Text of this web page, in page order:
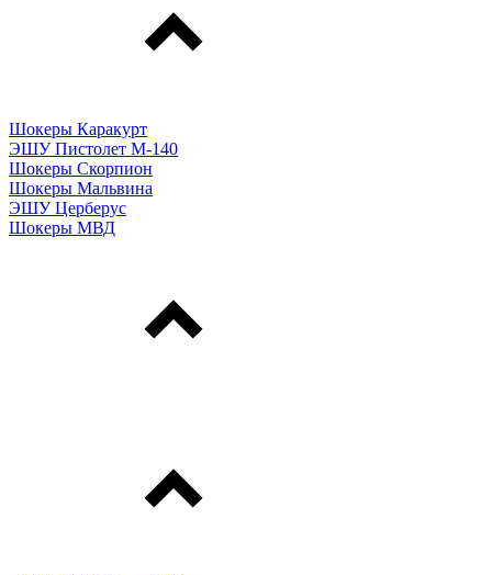
Шокеры Каракурт
ЭШУ Пистолет М-140
Шокеры Скорпион
Шокеры Мальвина
ЭШУ Церберус
Шокеры МВД